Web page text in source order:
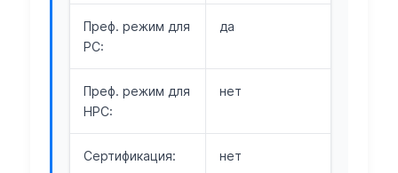
Преф. режим для
РС:
да
Преф. режим для
НРС:
нет
Сертификация: нет